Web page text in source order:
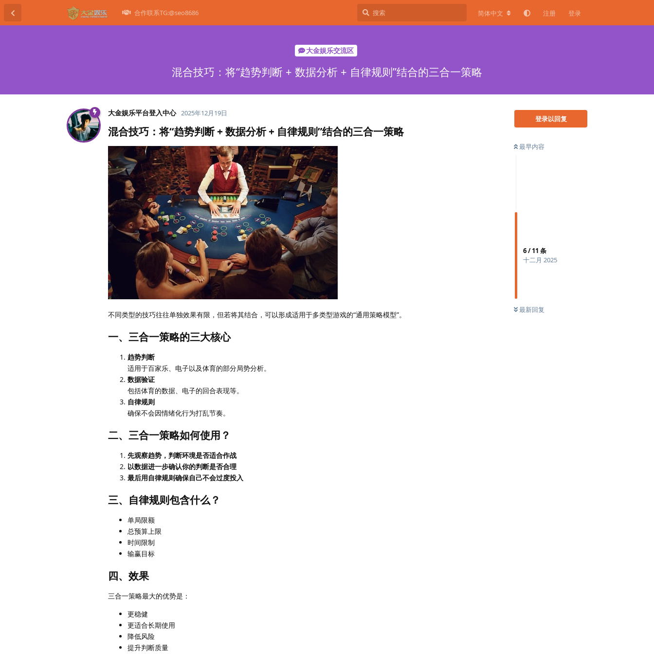
合作联系TG:@seo8686 简体中文 注册 登录
大金娱乐交流区
混合技巧：将“趋势判断 + 数据分析 + 自律规则”结合的三合一策略
登录以回复
最早内容
6/11 条
十二月 2025
最新回复
大金娱乐平台登入中心 2025年12月19日
混合技巧：将“趋势判断 + 数据分析 + 自律规则”结合的三合一策略
不同类型的技巧往往单独效果有限，但若将其结合，可以形成适用于多类型游戏的“通用策略模型”。
一、三合一策略的三大核心
趋势判断
适用于百家乐、电子以及体育的部分局势分析。
数据验证
包括体育的数据、电子的回合表现等。
自律规则
确保不会因情绪化行为打乱节奏。
二、三合一策略如何使用？
先观察趋势，判断环境是否适合作战
以数据进一步确认你的判断是否合理
最后用自律规则确保自己不会过度投入
三、自律规则包含什么？
单局限额
总预算上限
时间限制
输赢目标
四、效果
三合一策略最大的优势是：
更稳健
更适合长期使用
降低风险
提升判断质量